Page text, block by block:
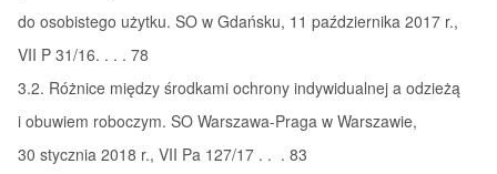
do osobistego użytku. SO w Gdańsku, 11 października 2017 r.,
VII P 31/16. . . . 78
3.2. Różnice między środkami ochrony indywidualnej a odzieżą
i obuwiem roboczym. SO Warszawa-Praga w Warszawie,
30 stycznia 2018 r., VII Pa 127/17 . . . 83